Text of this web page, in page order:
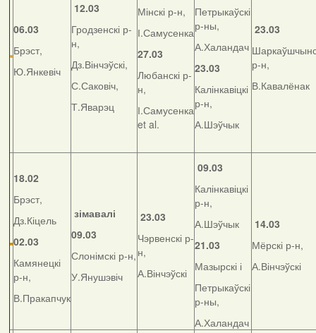
06.03
Брэст,
Ю.Янкевіч
12.03
Гродзенскі р-
н,
Дз.Вінчэўскі,
С.Саковіч,
Т.Яварэц
Мінскі р-н,
І.Самусенка
27.03
Любанскі р-
н,
І.Самусенка
et al.
Петрыкаўскі
р-ны,
А.Халандач
23.03
Калінкавіцкі
р-н,
А.Шэўчык
23.03
р-н,
В.Кавалёнак
18.02
Брэст,
Дз.Кіцель
02.03
Камянецкі
р-н,
В.Пракапчук
зімавалі
09.03
Слонімскі р-н,
У.Янушэвіч
23.03
Чэрвенскі р-
н,
А.Вінчэўскі
09.03
Калінкавіцкі
р-н,
А.Шэўчык
21.03
Мазырскі і
Петрыкаўскі
р-ны,
А.Халандач
14.03
Мёрскі р-н,
А.Вінчэўскі